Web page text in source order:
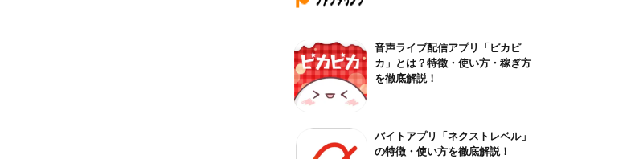
音声ライブ配信アプリ「ピカピ
カ」とは？特徴・使い方・稼ぎ方
を徹底解説！
バイトアプリ「ネクストレベル」
の特徴・使い方を徹底解説！